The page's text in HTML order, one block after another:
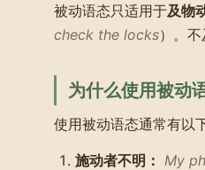
被动语态只适用于及物
check the locks）。
为什么使用被动
使用被动语态通常有以
施动者不明： My